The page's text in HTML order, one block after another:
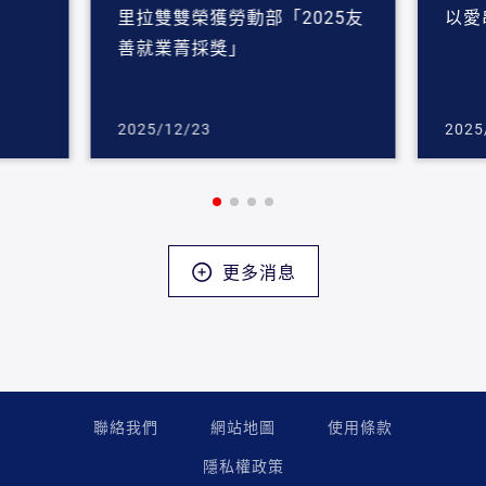
里拉雙雙榮獲勞動部「2025友
善就業菁採獎」
2025/12/23
以
更多消息
聯絡我們 網站地圖
使用條款
隱私權政策